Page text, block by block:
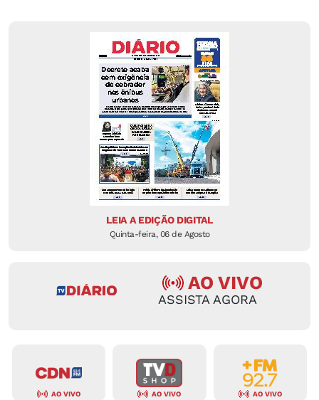
LEIA A EDIÇÃO DIGITAL
Quinta-feira, 06 de Agosto
AO VIVO
ASSISTA AGORA
AO VIVO AO VIVO AO VIVO